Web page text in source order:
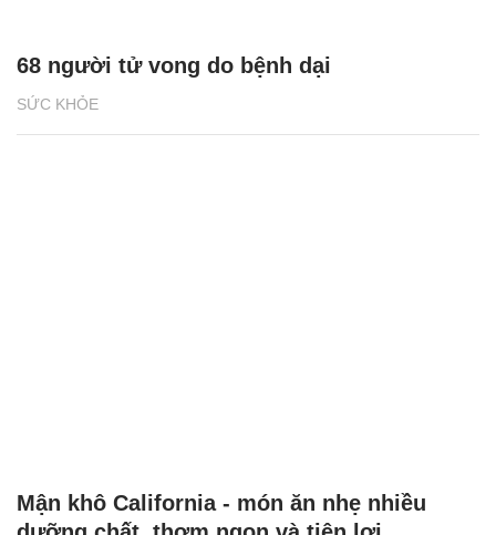
SỨC KHỎE
68 người tử vong do bệnh dại
Mận khô California - món ăn nhẹ nhiều